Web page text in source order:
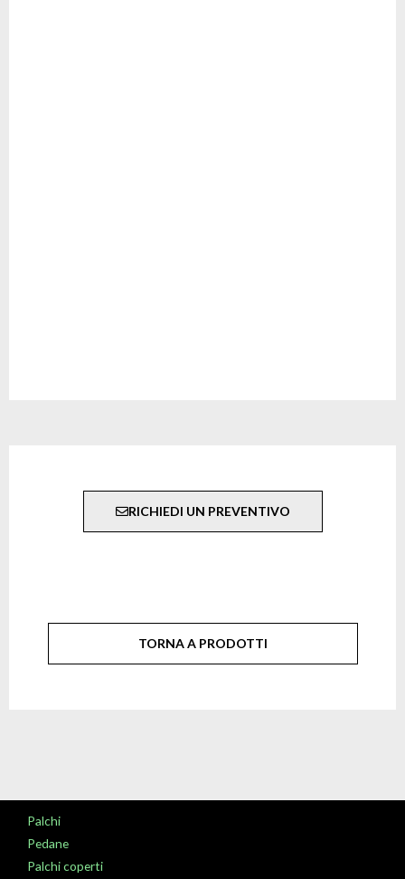
TORNA A PRODOTTI
RICHIEDI UN PREVENTIVO
Palchi
Pedane
Palchi coperti